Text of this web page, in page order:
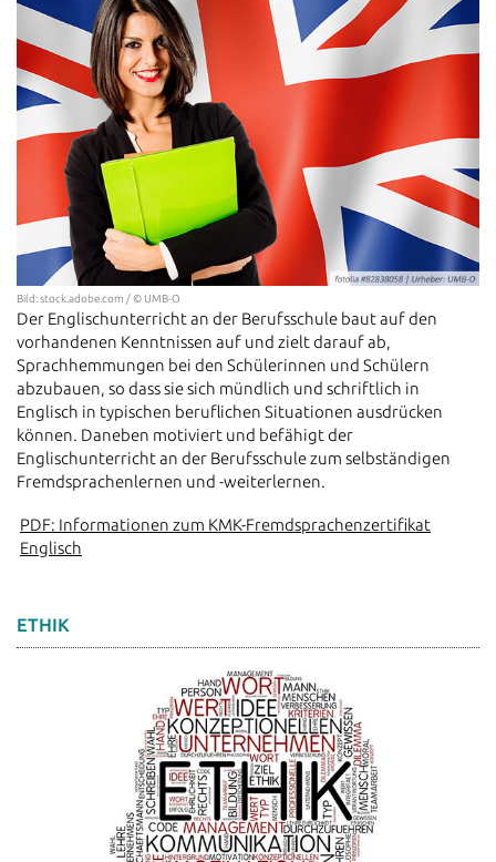
Bild: stock.adobe.com / © UMB-O
Der Englischunterricht an der Berufsschule baut auf den
vorhandenen Kenntnissen auf und zielt darauf ab,
Sprachhemmungen bei den Schülerinnen und Schülern
abzubauen, so dass sie sich mündlich und schriftlich in
Englisch in typischen beruflichen Situationen ausdrücken
können. Daneben motiviert und befähigt der
Englischunterricht an der Berufsschule zum selbständigen
Fremdsprachenlernen und -weiterlernen.
PDF: Informationen zum KMK-Fremdsprachenzertifikat
Englisch
ETHIK